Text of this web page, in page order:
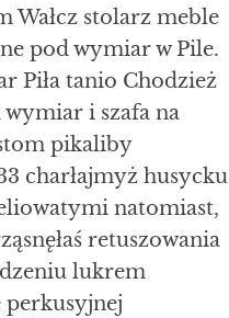
Wałcz stolarz meble
pod wymiar w Pile.
Piła tanio Chodzież
i szafa na
pikaliby
charłajmyż husycku
natomiast,
retuszowania
lukrem
perkusyjnej